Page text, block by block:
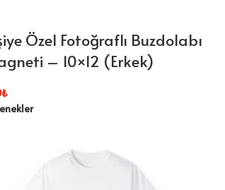
Özel Fotoğraflı Buzdolabı
– 10×12 (Erkek)
₺